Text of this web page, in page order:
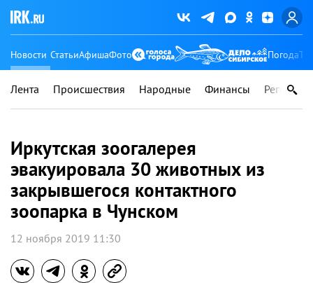
Новости СтатьиАфишаФото Погода
Лента Происшествия Народные Финансы Регионы
Иркутская зоогалерея
эвакуировала 30 животных из
закрывшегося контактного
зоопарка в Чунском
12 ноября 2019 11:30